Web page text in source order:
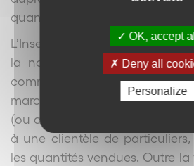
quantité.
L’Insee propose une
la notion de « commerce
commerce de détail
marchandises dans l'état où
(ou après transformations
à une clientèle de
les quantités vendues. Outre
OK, accept all
Deny all
Personalize